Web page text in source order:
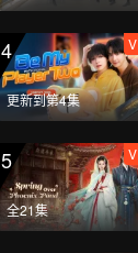
4
更新到第4集
5
全21集